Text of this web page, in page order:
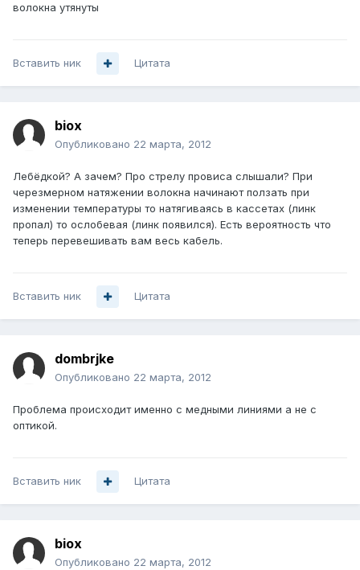
волокна утянуты
Вставить ник Цитата
biox
Опубликовано 22 марта, 2012
Лебёдкой? А зачем? Про стрелу провиса слышали? При
черезмерном натяжении волокна начинают ползать при
изменении температуры то натягиваясь в кассетах (линк
пропал) то ослобевая (линк появился). Есть вероятность что
теперь перевешивать вам весь кабель.
Вставить ник Цитата
dombrjke
Опубликовано 22 марта, 2012
Проблема происходит именно с медными линиями а не с
оптикой.
Вставить ник Цитата
biox
Опубликовано 22 марта, 2012